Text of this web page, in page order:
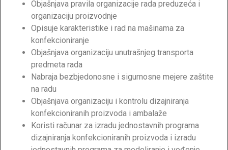
Objašnjava pravila organizacije rada preduzeća i
organizaciju proizvodnje
Opisuje karakteristike i rad na mašinama za
konfekcioniranje
Objašnjava organizaciju unutrašnjeg transporta
predmeta rada
Nabraja bezbjedonosne i sigurnosne mejere zaštite
na radu
Objašnjava organizaciju i kontrolu dizajniranja
konfekcioniranih proizvoda i ambalaže
Koristi računar za izradu jednostavnih programa
dizajniranja konfekcioniranih proizvoda i izradu